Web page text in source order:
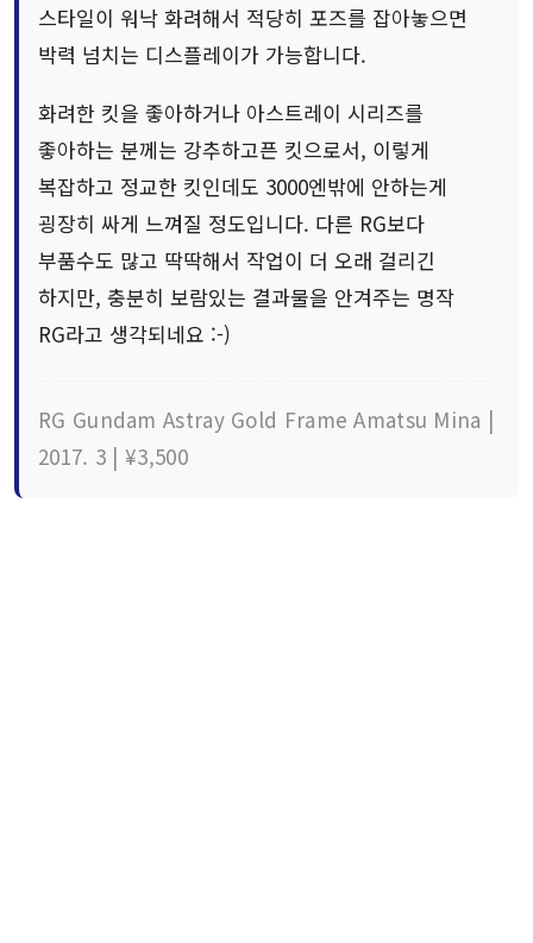
스타일이 워낙 화려해서 적당히 포즈를 잡아놓으면
박력 넘치는 디스플레이가 가능합니다.
화려한 킷을 좋아하거나 아스트레이 시리즈를
좋아하는 분께는 강추하고픈 킷으로서, 이렇게
복잡하고 정교한 킷인데도 3000엔밖에 안하는게
굉장히 싸게 느껴질 정도입니다. 다른 RG보다
부품수도 많고 딱딱해서 작업이 더 오래 걸리긴
하지만, 충분히 보람있는 결과물을 안겨주는 명작
RG라고 생각되네요 :-)
RG Gundam Astray Gold Frame Amatsu Mina |
2017. 3 | ¥3,500